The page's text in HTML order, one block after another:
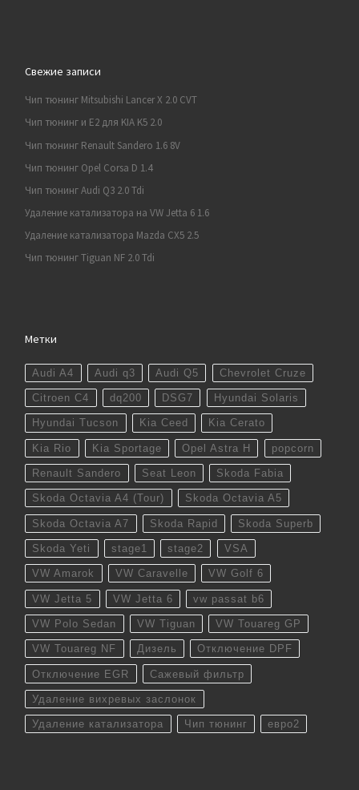
Свежие записи
Чип тюнинг Mitsubishi Lancer X 2.0 CVT
Чип тюнинг и E2 для KIA K5 2.0
Чип тюнинг Renault Sandero 1.6 8V
Чип тюнинг Opel Corsa D 1.4
Чип тюнинг Audi Q3 2.0 Tdi
Удаление катализатора на VW Jetta 6 1.6
Удаление катализатора Mazda CX5 2.5
Чип тюнинг Tiguan NF 2.0 Tdi
Метки
Audi A4 Audi q3 Audi Q5 Chevrolet Cruze
Citroen C4 dq200 DSG7 Hyundai Solaris
Hyundai Tucson Kia Ceed Kia Cerato
Kia Rio Kia Sportage Opel Astra H popcorn
Renault Sandero Seat Leon Skoda Fabia
Skoda Octavia A4 (Tour) Skoda Octavia A5
Skoda Octavia A7 Skoda Rapid Skoda Superb
Skoda Yeti stage1 stage2 VSA
VW Amarok VW Caravelle VW Golf 6
VW Jetta 5 VW Jetta 6 vw passat b6
VW Polo Sedan VW Tiguan VW Touareg GP
VW Touareg NF Дизель Отключение DPF
Отключение EGR Сажевый фильтр
Удаление вихревых заслонок
Удаление катализатора Чип тюнинг евро2